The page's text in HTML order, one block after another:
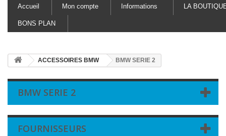
Accueil Mon compte Informations LA
BONS PLAN
ACCESSOIRES BMW BMW SERIE 2
BMW SERIE 2
FOURNISSEURS